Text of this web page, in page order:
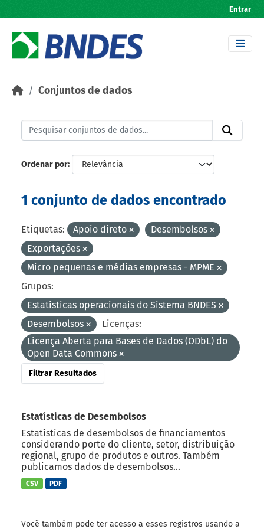
Entrar
Conjuntos de dados
Ordenar por
1 conjunto de dados encontrado
Etiquetas: Apoio direto
Desembolsos
Exportações
Micro pequenas e médias empresas - MPME
Grupos:
Estatísticas operacionais do Sistema BNDES
Desembolsos
Licenças:
Licença Aberta para Bases de Dados (ODbL) do
Open Data Commons
Filtrar Resultados
Estatísticas de Desembolsos
Estatísticas de desembolsos de financiamentos
considerando porte do cliente, setor, distribuição
regional, grupo de produtos e outros. Também
publicamos dados de desembolsos...
CSV PDF
Você também pode ter acesso a esses registros usando a